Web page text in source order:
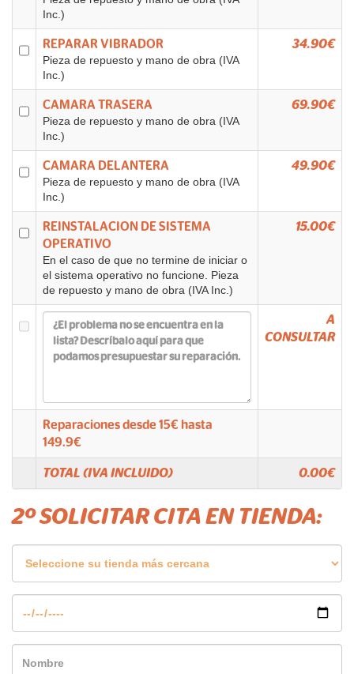
Inc.)
REPARAR VIBRADOR
Pieza de repuesto y mano de obra (IVA
Inc.)
34.90€
CAMARA TRASERA
Pieza de repuesto y mano de obra (IVA
Inc.)
69.90€
CAMARA DELANTERA
Pieza de repuesto y mano de obra (IVA
Inc.)
49.90€
REINSTALACION DE SISTEMA
OPERATIVO
En el caso de que no termine de iniciar o
el sistema operativo no funcione. Pieza
de repuesto y mano de obra (IVA Inc.)
15.00€
A
CONSULTAR
Reparaciones desde15€ hasta
149.9€
TOTAL (IVA INCLUIDO) 0.00€
2º SOLICITAR CITA EN TIENDA: